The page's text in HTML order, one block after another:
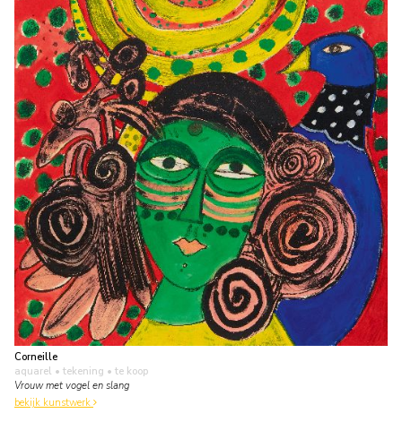
Corneille
aquarel • tekening • te koop
Vrouw met vogel en slang
bekijk kunstwerk